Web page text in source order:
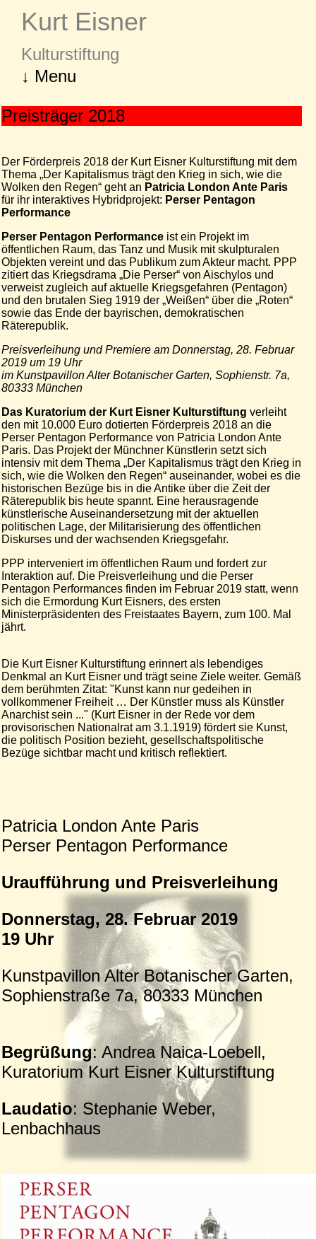
Kurt Eisner
Kulturstiftung
↓ Menu
Preisträger 2018
Der Förderpreis 2018 der Kurt Eisner Kulturstiftung mit dem
Thema „Der Kapitalismus trägt den Krieg in sich, wie die
Wolken den Regen“ geht an Patricia London Ante Paris
für ihr interaktives Hybridprojekt: Perser Pentagon
Performance
Perser Pentagon Performance ist ein Projekt im
öffentlichen Raum, das Tanz und Musik mit skulpturalen
Objekten vereint und das Publikum zum Akteur macht. PPP
zitiert das Kriegsdrama „Die Perser“ von Aischylos und
verweist zugleich auf aktuelle Kriegsgefahren (Pentagon)
und den brutalen Sieg 1919 der „Weißen“ über die „Roten“
sowie das Ende der bayrischen, demokratischen
Räterepublik.
Preisverleihung und Premiere am Donnerstag, 28. Februar
2019 um 19 Uhr
im Kunstpavillon Alter Botanischer Garten, Sophienstr. 7a,
80333 München
Das Kuratorium der Kurt Eisner Kulturstiftung verleiht
den mit 10.000 Euro dotierten Förderpreis 2018 an die
Perser Pentagon Performance von Patricia London Ante
Paris. Das Projekt der Münchner Künstlerin setzt sich
intensiv mit dem Thema „Der Kapitalismus trägt den Krieg in
sich, wie die Wolken den Regen“ auseinander, wobei es die
historischen Bezüge bis in die Antike über die Zeit der
Räterepublik bis heute spannt. Eine herausragende
künstlerische Auseinandersetzung mit der aktuellen
politischen Lage, der Militarisierung des öffentlichen
Diskurses und der wachsenden Kriegsgefahr.
PPP interveniert im öffentlichen Raum und fordert zur
Interaktion auf. Die Preisverleihung und die Perser
Pentagon Performances finden im Februar 2019 statt, wenn
sich die Ermordung Kurt Eisners, des ersten
Ministerpräsidenten des Freistaates Bayern, zum 100. Mal
jährt.
Die Kurt Eisner Kulturstiftung erinnert als lebendiges
Denkmal an Kurt Eisner und trägt seine Ziele weiter. Gemäß
dem berühmten Zitat: "Kunst kann nur gedeihen in
vollkommener Freiheit … Der Künstler muss als Künstler
Anarchist sein ..." (Kurt Eisner in der Rede vor dem
provisorischen Nationalrat am 3.1.1919) fördert sie Kunst,
die politisch Position bezieht, gesellschaftspolitische
Bezüge sichtbar macht und kritisch reflektiert.
Patricia London Ante Paris
Perser Pentagon Performance
Uraufführung und Preisverleihung
Donnerstag, 28. Februar 2019
19 Uhr
Kunstpavillon Alter Botanischer Garten,
Sophienstraße 7a, 80333 München
Begrüßung: Andrea Naica-Loebell,
Kuratorium Kurt Eisner Kulturstiftung
Laudatio: Stephanie Weber,
Lenbachhaus